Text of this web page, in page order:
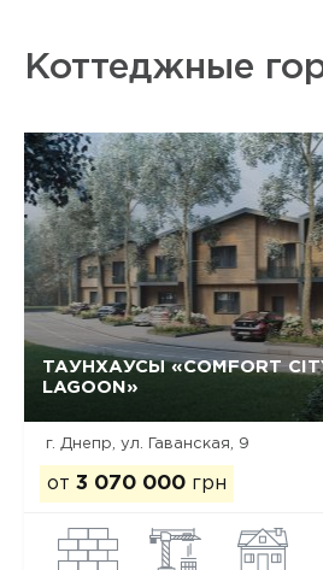
Коттеджные
ТАУНХАУСЫ «COMFORT
LAGOON»
г. Днепр, ул. Гаванская, 9
от 3 070 000 грн